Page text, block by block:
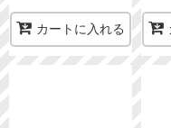
カートに入れる